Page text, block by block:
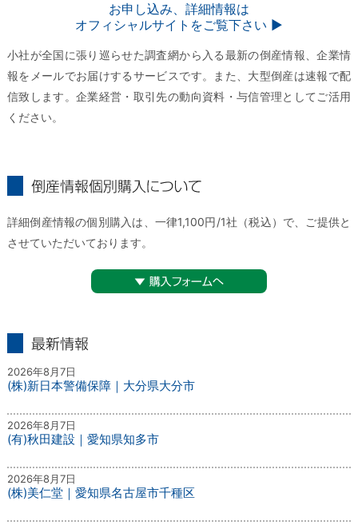
お申し込み、詳細情報は
オフィシャルサイトをご覧下さい ▶︎
小社が全国に張り巡らせた調査網から入る最新の倒産情報、企業情
報をメールでお届けするサービスです。また、大型倒産は速報で配
信致します。企業経営・取引先の動向資料・与信管理としてご活用
ください。
詳細倒産情報の個別購入は、一律1,100円/1社（税込）で、ご提供と
させていただいております。
2026年8月7日
(株)新日本警備保障｜大分県大分市
2026年8月7日
(有)秋田建設｜愛知県知多市
2026年8月7日
(株)美仁堂｜愛知県名古屋市千種区